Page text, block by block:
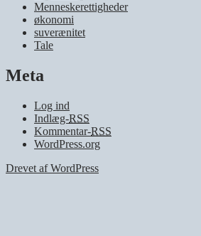
Menneskerettigheder
økonomi
suverænitet
Tale
Meta
Log ind
Indlæg-RSS
Kommentar-RSS
WordPress.org
Drevet af WordPress